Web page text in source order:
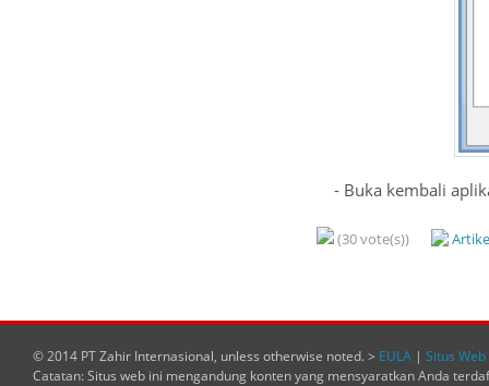
- Buka kembali
(30 vote(s))
© 2014 PT Zahir Internasional, unless otherwise noted. > EULA | Situs
Catatan: Situs web ini mengandung konten yang mensyaratkan Anda